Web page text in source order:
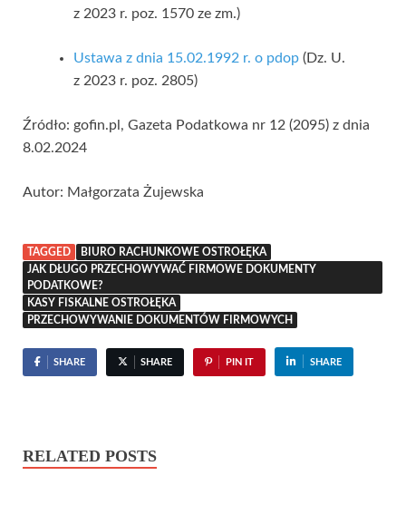
z 2023 r. poz. 1570 ze zm.)
Ustawa z dnia 15.02.1992 r. o pdop (Dz. U.
z 2023 r. poz. 2805)
Źródło: gofin.pl, Gazeta Podatkowa nr 12 (2095) z dnia
8.02.2024
Autor: Małgorzata Żujewska
TAGGED
BIURO RACHUNKOWE OSTROŁĘKA
JAK DŁUGO PRZECHOWYWAĆ FIRMOWE DOKUMENTY
PODATKOWE?
KASY FISKALNE OSTROŁĘKA
PRZECHOWYWANIE DOKUMENTÓW FIRMOWYCH
SHARE SHARE PIN IT SHARE
RELATED POSTS